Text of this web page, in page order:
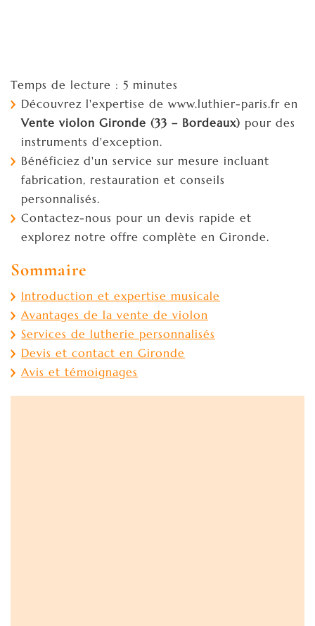
Temps de lecture : 5 minutes
Découvrez l'expertise de www.luthier-paris.fr en
Vente violon Gironde (33 – Bordeaux) pour des
instruments d'exception.
Bénéficiez d'un service sur mesure incluant
fabrication, restauration et conseils
personnalisés.
Contactez-nous pour un devis rapide et
explorez notre offre complète en Gironde.
Sommaire
Introduction et expertise musicale
Avantages de la vente de violon
Services de lutherie personnalisés
Devis et contact en Gironde
Avis et témoignages